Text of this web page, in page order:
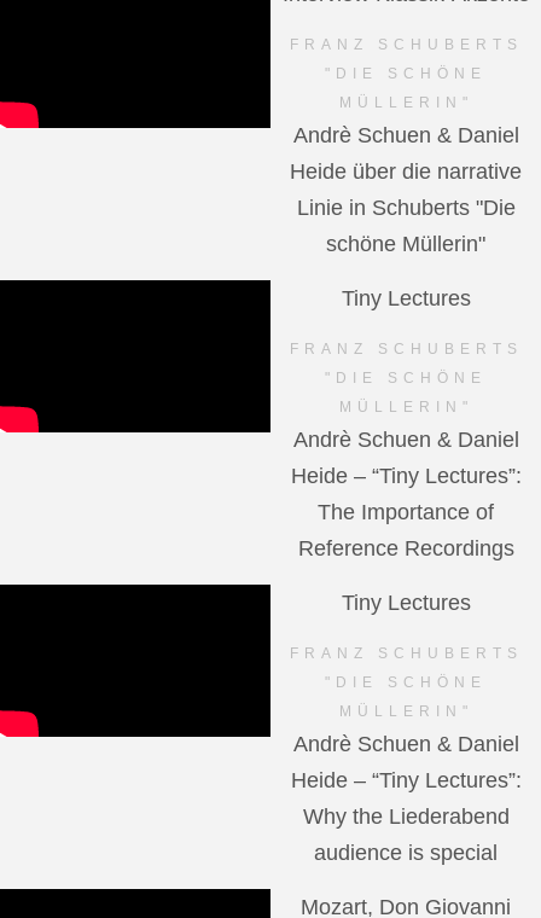
FRANZ SCHUBERTS
"DIE SCHÖNE
MÜLLERIN"
Andrè Schuen & Daniel
Heide über die narrative
Linie in Schuberts "Die
schöne Müllerin"
Tiny Lectures
FRANZ SCHUBERTS
"DIE SCHÖNE
MÜLLERIN"
Andrè Schuen & Daniel
Heide – “Tiny Lectures”:
The Importance of
Reference Recordings
Tiny Lectures
FRANZ SCHUBERTS
"DIE SCHÖNE
MÜLLERIN"
Andrè Schuen & Daniel
Heide – “Tiny Lectures”:
Why the Liederabend
audience is special
Mozart, Don Giovanni